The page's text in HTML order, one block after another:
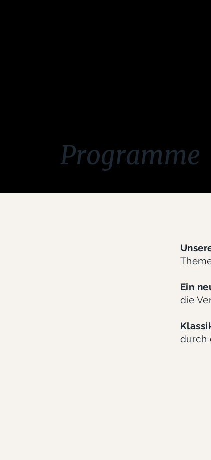
Programme
Ein
die
durch